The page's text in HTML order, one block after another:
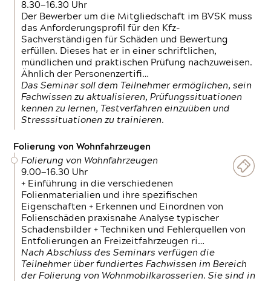
8.30—16.30 Uhr
Der Bewerber um die Mitgliedschaft im BVSK muss
das Anforderungsprofil für den Kfz-
Sachverständigen für Schäden und Bewertung
erfüllen. Dieses hat er in einer schriftlichen,
mündlichen und praktischen Prüfung nachzuweisen.
Ähnlich der Personenzertifi…
Das Seminar soll dem Teilnehmer ermöglichen, sein
Fachwissen zu aktualisieren, Prüfungssituationen
kennen zu lernen, Testverfahren einzuüben und
Stresssituationen zu trainieren.
Folierung von Wohnfahrzeugen
Folierung von Wohnfahrzeugen
9.00—16.30 Uhr
+ Einführung in die verschiedenen
Folienmaterialien und ihre spezifischen
Eigenschaften + Erkennen und Einordnen von
Folienschäden praxisnahe Analyse typischer
Schadensbilder + Techniken und Fehlerquellen von
Entfolierungen an Freizeitfahrzeugen ri…
Nach Abschluss des Seminars verfügen die
Teilnehmer über fundiertes Fachwissen im Bereich
der Folierung von Wohnmobilkarosserien. Sie sind in